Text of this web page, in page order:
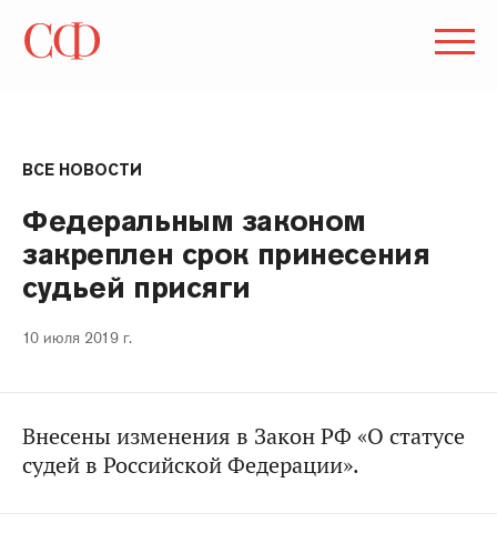
ВСЕ НОВОСТИ
Федеральным законом
закреплен срок принесения
судьей присяги
10 июля 2019 г.
Внесены изменения в Закон РФ «О статусе
судей в Российской Федерации».